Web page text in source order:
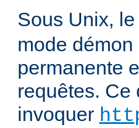
Sous Unix,
mode
permanente
requêtes. Ce
invoquer